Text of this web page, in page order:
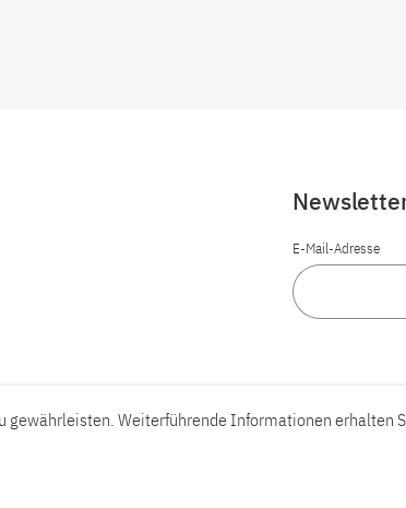
E-Mail-Adresse
gewährleisten. Weiterführende Informationen erhalten